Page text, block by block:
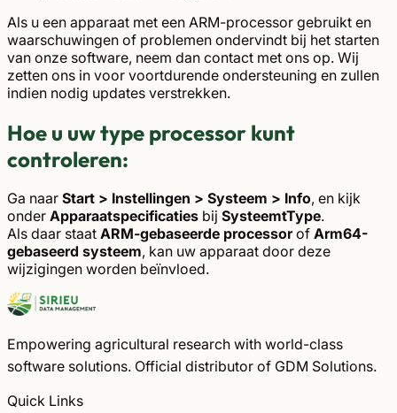
Als u een apparaat met een ARM-processor gebruikt en
waarschuwingen of problemen ondervindt bij het starten
van onze software, neem dan contact met ons op. Wij
zetten ons in voor voortdurende ondersteuning en zullen
indien nodig updates verstrekken.
Hoe u uw type processor kunt
controleren:
Ga naar Start > Instellingen > Systeem > Info, en kijk
onder Apparaatspecificaties bij SysteemtType.
Als daar staat ARM-gebaseerde processorof Arm64-
gebaseerd systeem, kan uw apparaat door deze
wijzigingen worden beïnvloed.
Empowering agricultural research with world-class
software solutions. Official distributor of GDM Solutions.
Quick Links